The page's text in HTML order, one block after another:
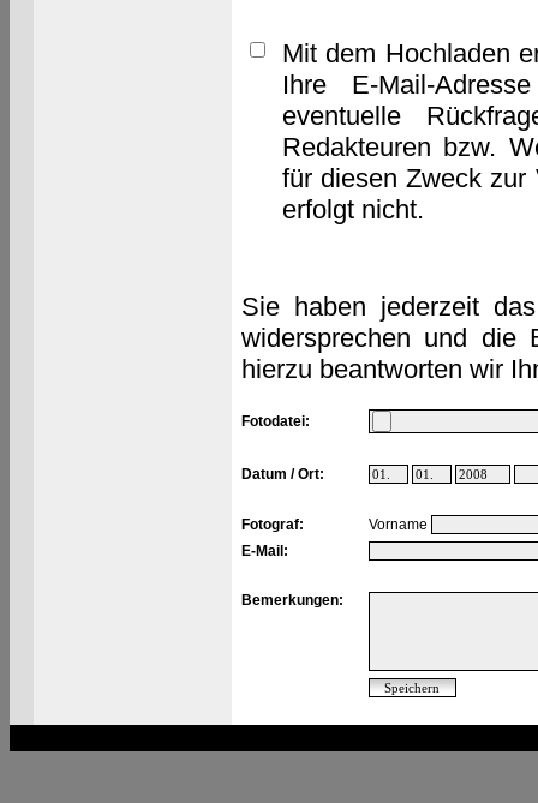
Mit dem Hochladen
Ihre E-Mail-
eventuelle
Redakteuren bzw.
für diesen Zweck zur
erfolgt nicht.
Sie haben jederzeit
widersprechen und die
hierzu beantworten wir
Fotodatei:
Datum / Ort:
Fotograf:
Vorname
E-Mail:
Bemerkungen: